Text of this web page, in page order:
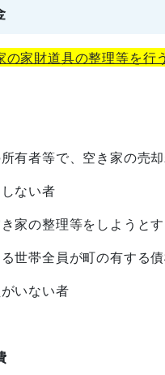
の家財道具の整理等を行
者等で、空き家の売
い者
の整理等をしようと
帯全員が町の有する
いない者